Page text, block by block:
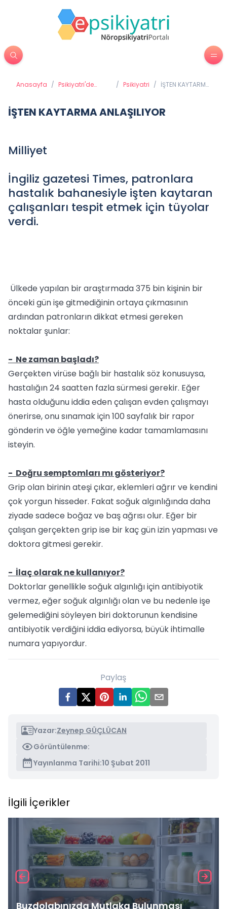
Anasayfa / Psikiyatri'de
/ Psikiyatri / İŞTEN KAYTARMA
İŞTEN KAYTARMA ANLAŞILIYOR
Milliyet
İngiliz gazetesi Times, patronlara
hastalık bahanesiyle işten kaytaran
çalışanları tespit etmek için tüyolar
verdi.
Ülkede yapılan bir araştırmada 375 bin kişinin bir
önceki gün işe gitmediğinin ortaya çıkmasının
ardından patronların dikkat etmesi gereken
noktalar şunlar:
- Ne zaman başladı?
Gerçekten virüse bağlı bir hastalık söz konusuysa,
hastalığın 24 saatten fazla sürmesi gerekir. Eğer
hasta olduğunu iddia eden çalışan evden çalışmayı
önerirse, onu sınamak için 100 sayfalık bir rapor
gönderin ve öğle yemeğine kadar tamamlamasını
isteyin.
- Doğru semptomları mı gösteriyor?
Grip olan birinin ateşi çıkar, eklemleri ağrır ve kendini
çok yorgun hisseder. Fakat soğuk algınlığında daha
ziyade sadece boğaz ve baş ağrısı olur. Eğer bir
çalışan gerçekten grip ise bir kaç gün izin yapması ve
doktora gitmesi gerekir.
- İlaç olarak ne kullanıyor?
Doktorlar genellikle soğuk algınlığı için antibiyotik
vermez, eğer soğuk algınlığı olan ve bu nedenle işe
gelemediğini söyleyen biri doktorunun kendisine
antibiyotik verdiğini iddia ediyorsa, büyük ihtimalle
numara yapıyordur.
Paylaş
Yazar:Zeynep GÜÇLÜCAN
Görüntülenme:
Yayınlanma Tarihi:10 Şubat 2011
İlgili İçerikler
Buzdolabınızda Mutlaka Bulunması